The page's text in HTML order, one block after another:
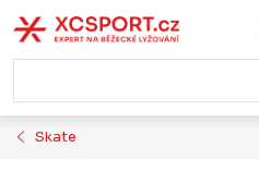
na
obsah
Skate